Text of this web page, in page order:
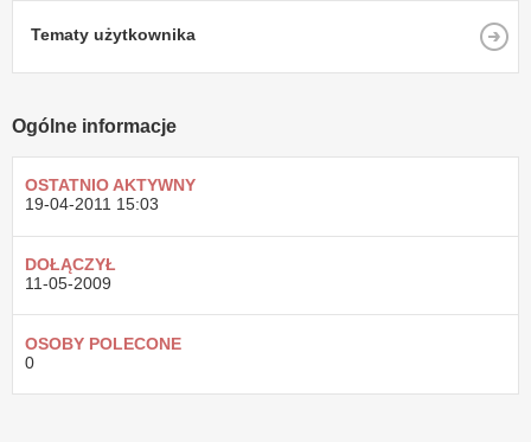
Tematy użytkownika
Ogólne informacje
OSTATNIO AKTYWNY
19-04-2011 15:03
DOŁĄCZYŁ
11-05-2009
OSOBY POLECONE
0